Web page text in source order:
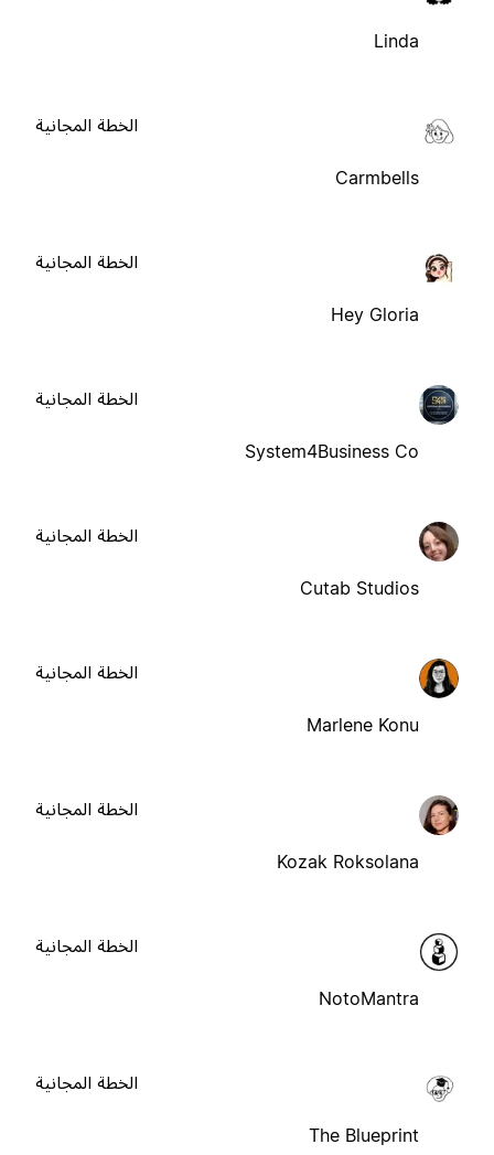
Linda
Carmbells
الخطة المجانية
Hey Gloria
الخطة المجانية
System4Business Co
الخطة المجانية
Cutab Studios
الخطة المجانية
Marlene Konu
الخطة المجانية
Kozak Roksolana
الخطة المجانية
NotoMantra
الخطة المجانية
The Blueprint
الخطة المجانية